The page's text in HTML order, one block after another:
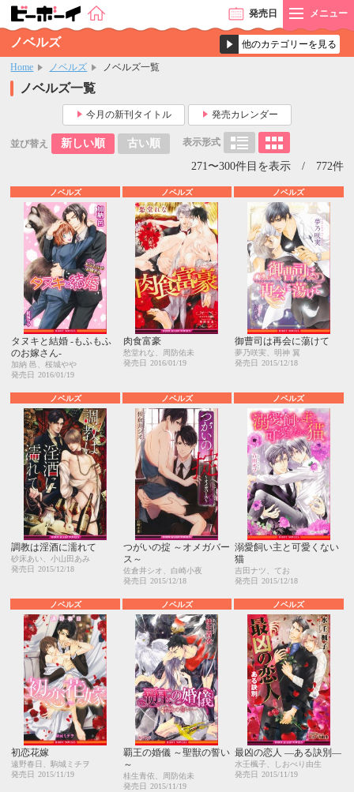
発売日 メニュー
ノベルズ
Home ノベルズ ノベルズ一覧
ノベルズ一覧
今月の新刊タイトル 発売カレンダー
並び替え 新しい順 古い順 表示形式
271〜300件目を表示 / 772件
ノベルズ
タヌキと結婚 ‐もふもふ
のお嫁さん‐
加納 邑、桜城やや
発売日
2016/01/19
ノベルズ
肉食富豪
愁堂れな、周防佑未
発売日
2016/01/19
ノベルズ
御曹司は再会に蕩けて
夢乃咲実、明神 翼
発売日
2015/12/18
ノベルズ
調教は淫酒に濡れて
砂床あい、小山田あみ
発売日
2015/12/18
ノベルズ
つがいの掟 ～オメガバー
ス～
佐倉井シオ、白崎小夜
発売日
2015/12/18
ノベルズ
溺愛飼い主と可愛くない
猫
吉田ナツ、てお
発売日
2015/12/18
ノベルズ
初恋花嫁
遠野春日、駒城ミチヲ
発売日 2015/11/19
ノベルズ
覇王の婚儀 ～聖獣の誓い
～
桂生青依、周防佑未
発売日 2015/11/19
ノベルズ
最凶の恋人 ―ある訣別―
水壬楓子、しおべり由生
発売日 2015/11/19